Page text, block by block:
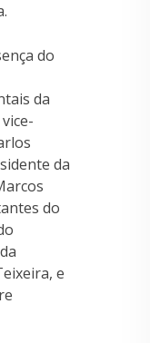
do
da
da
do
e